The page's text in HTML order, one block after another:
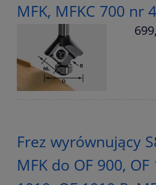
MFK, MFKC 700 nr
Frez wyrównujący
MFK do OF 900, OF